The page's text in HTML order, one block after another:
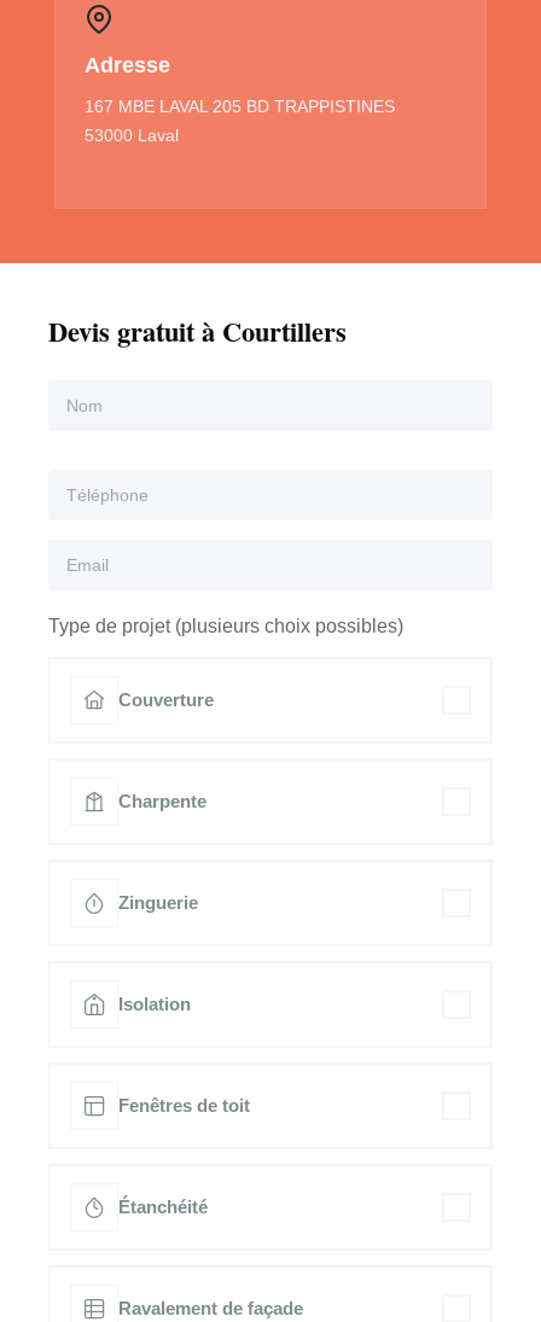
Adresse
167 MBE LAVAL 205 BD TRAPPISTINES
53000 Laval
Devis gratuit à Courtillers
Type de projet (plusieurs choix possibles)
Couverture
Charpente
Zinguerie
Isolation
Fenêtres de toit
Étanchéité
Ravalement de façade